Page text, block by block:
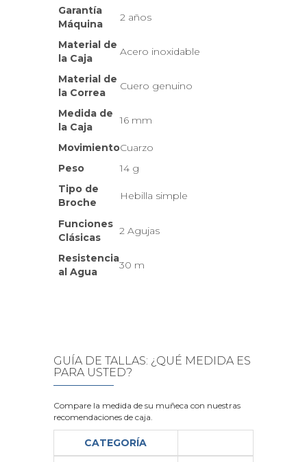
Garantía
Máquina
2 años
Material de
la Caja
Acero inoxidable
Material de
la Correa
Cuero genuino
Medida de
la Caja
16 mm
MovimientoCuarzo
Peso
14 g
Tipo de
Broche
Hebilla simple
Funciones
Clásicas
2 Agujas
Resistencia
al Agua
30 m
GUÍA DE TALLAS: ¿QUÉ MEDIDA ES
PARA USTED?
Compare la medida de su muñeca con nuestras
recomendaciones de caja.
CATEGORÍA